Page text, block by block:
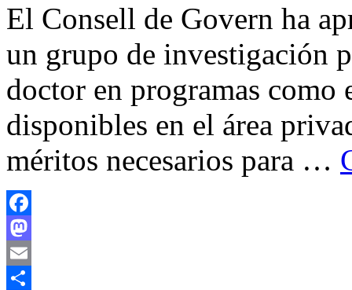
El Consell de Govern ha
un grupo de investigación
doctor en programas como
disponibles en el área
méritos necesarios para …
Facebook
Mastodon
Email